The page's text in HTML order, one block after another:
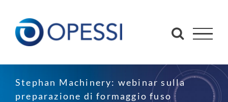
contenuto
Stephan Machinery: webinar sulla
preparazione di formaggio fuso